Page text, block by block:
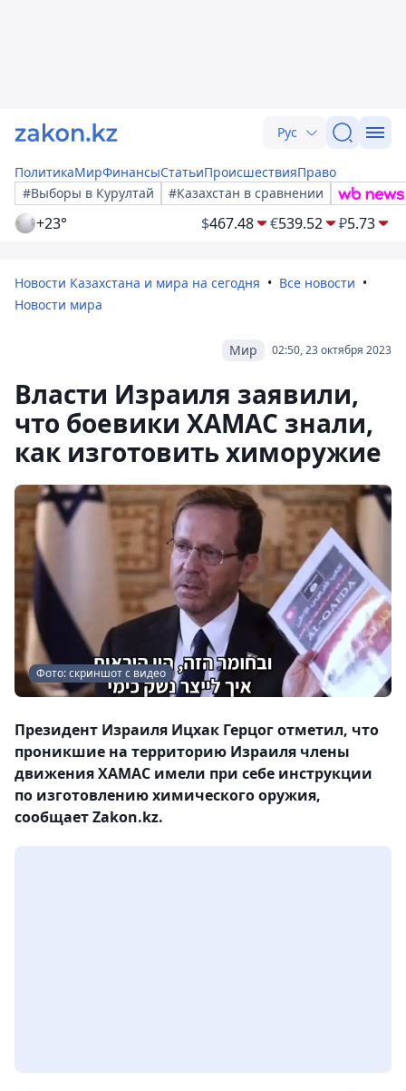
Рус
ПолитикаМирФинансыСтатьиПроисшествияПраво
#Выборы в Курултай
#Казахстан в сравнении
+23° $467.48 €539.52 ₽5.73
Новости Казахстана и мира на сегодня
Все новости
Новости мира
02:50, 23 октября 2023
Мир
Власти Израиля заявили,
что боевики ХАМАС знали,
как изготовить химоружие
Фото: скриншот с видео
Президент Израиля Ицхак Герцог отметил, что
проникшие на территорию Израиля члены
движения ХАМАС имели при себе инструкции
по изготовлению химического оружия,
сообщает Zakon.kz.